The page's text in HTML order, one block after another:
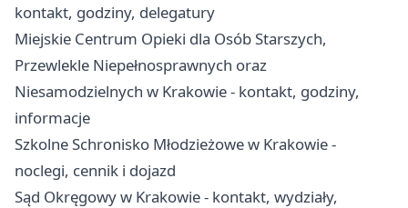
kontakt, godziny, delegatury
Miejskie Centrum Opieki dla Osób Starszych,
Przewlekle Niepełnosprawnych oraz
Niesamodzielnych w Krakowie - kontakt, godziny,
informacje
Szkolne Schronisko Młodzieżowe w Krakowie -
noclegi, cennik i dojazd
Sąd Okręgowy w Krakowie - kontakt, wydziały,